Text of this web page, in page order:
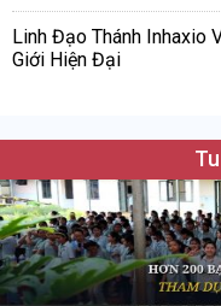
Linh Đạo Thánh Inhaxio
Giới Hiện Đại